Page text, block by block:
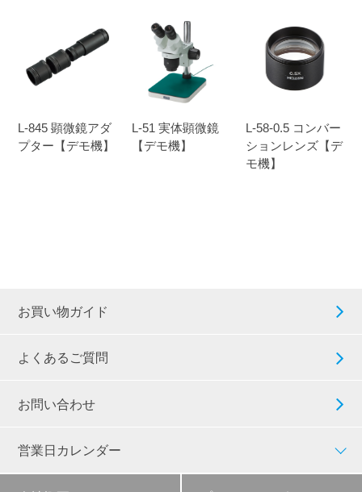
L-845 顕微鏡アダ
プター【デモ機】
L-51 実体顕微鏡
【デモ機】
L-58-0.5 コンバー
ションレンズ【デ
モ機】
お買い物ガイド
よくあるご質問
お問い合わせ
営業日カレンダー